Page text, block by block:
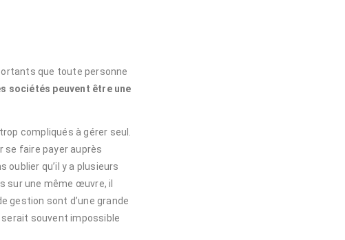
que toute personne
sociétés peuvent être une
compliqués à gérer seul.
se faire payer auprès
oublier qu’il y a plusieurs
sur une même œuvre, il
gestion sont d’une grande
souvent impossible